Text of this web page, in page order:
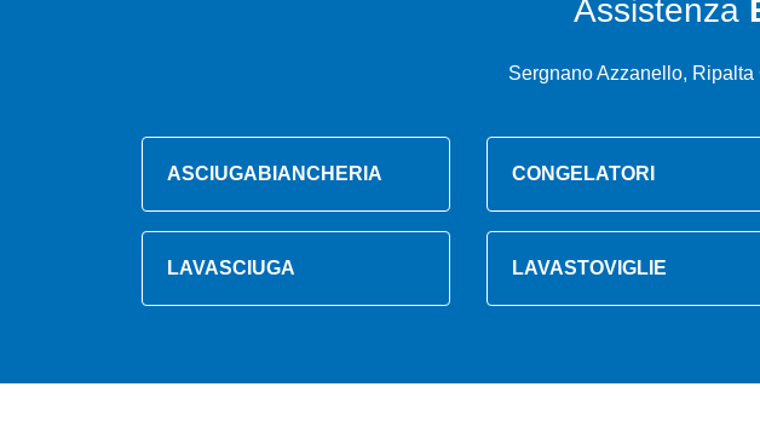
Assistenza
Sergnano Azzanello,
ASCIUGABIANCHERIA CONGELATORI
LAVASCIUGA LAVASTOVIGLIE